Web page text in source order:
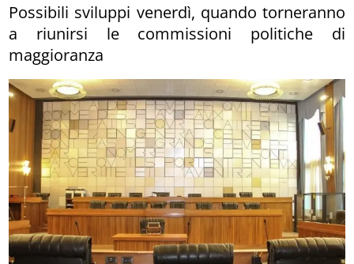
Possibili sviluppi venerdì, quando torneranno
a riunirsi le commissioni politiche di
maggioranza